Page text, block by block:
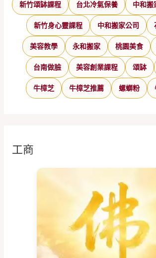
新竹頌缽課程 台北冷氣保養 中和搬
新竹身心靈課程 中和搬家公司
美容教學 永和搬家 桃園美食
台南做臉 美容創業課程 頌缽
牛樟芝 牛樟芝推薦 螺螄粉
工商